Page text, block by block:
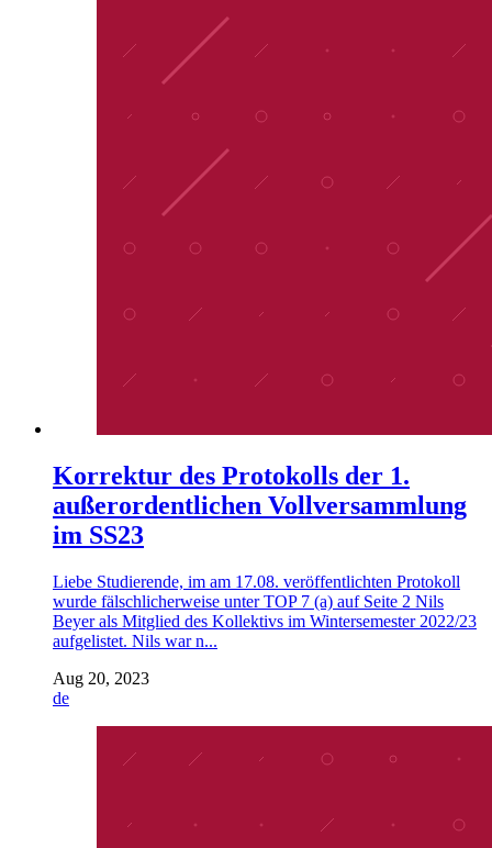
Korrektur des Protokolls der 1.
außerordentlichen Vollversammlung
im SS23
Liebe Studierende, im am 17.08. veröffentlichten Protokoll
wurde fälschlicherweise unter TOP 7 (a) auf Seite 2 Nils
Beyer als Mitglied des Kollektivs im Wintersemester 2022/23
aufgelistet. Nils war n...
Aug 20, 2023
de